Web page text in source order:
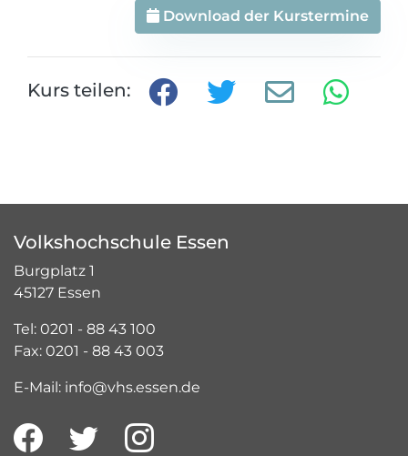
Download der Kurstermine
Kurs teilen:
Volkshochschule Essen
Burgplatz 1
45127 Essen
Tel: 0201 - 88 43 100
Fax: 0201 - 88 43 003
E-Mail: info@vhs.essen.de